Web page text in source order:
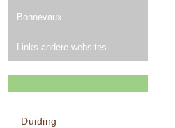
Bonnevaux
Links andere websites
Duiding